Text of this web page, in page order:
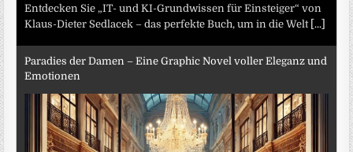
Entdecken Sie „IT- und KI-Grundwissen für Einsteiger“ von
Klaus-Dieter Sedlacek – das perfekte Buch, um in die Welt [...]
Paradies der Damen – Eine Graphic Novel voller Eleganz und
Emotionen